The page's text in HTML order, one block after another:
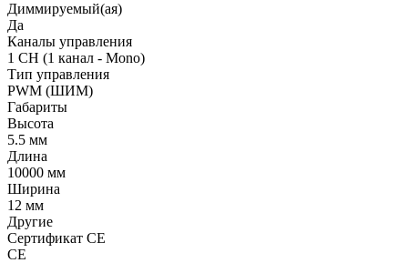
Диммируемый(ая)
Да
Каналы управления
1 CH (1 канал - Mono)
Тип управления
PWM (ШИМ)
Габариты
Высота
5.5 мм
Длина
10000 мм
Ширина
12 мм
Другие
Сертификат CE
CE